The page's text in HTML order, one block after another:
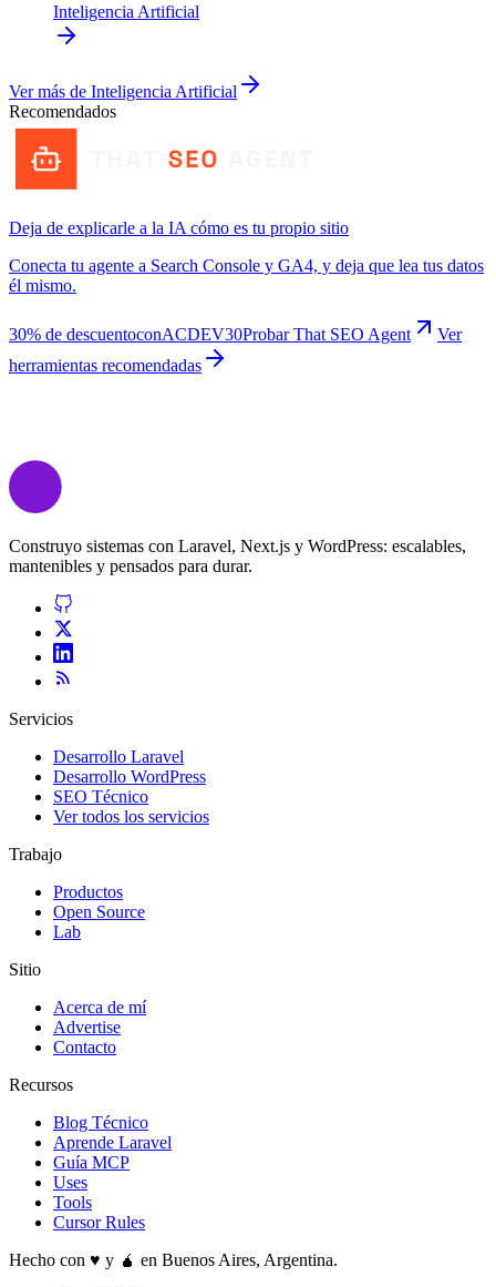
Inteligencia Artificial
Ver más de Inteligencia Artificial
Recomendados
Deja de explicarle a la IA cómo es tu propio sitio
Conecta tu agente a Search Console y GA4, y deja que lea tus datos
él mismo.
30% de descuentoconACDEV30Probar That SEO Agent
Ver
herramientas recomendadas
Construyo sistemas con Laravel, Next.js y WordPress: escalables,
mantenibles y pensados para durar.
Servicios
Desarrollo Laravel
Desarrollo WordPress
SEO Técnico
Ver todos los servicios
Trabajo
Productos
Open Source
Lab
Sitio
Acerca de mí
Advertise
Contacto
Recursos
Blog Técnico
Aprende Laravel
Guía MCP
Uses
Tools
Cursor Rules
Hecho con ♥️ y 🧉 en Buenos Aires, Argentina.